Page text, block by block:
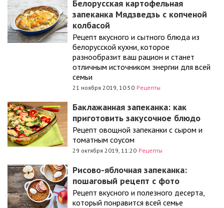
Белорусская картофельная
запеканка Мядзведзь с копченой
колбасой
Рецепт вкусного и сытного блюда из
белорусской кухни, которое
разнообразит ваш рацион и станет
отличным источником энергии для всей
семьи
21 ноября 2019, 10:50 Рецепты
Баклажанная запеканка: как
приготовить закусочное блюдо
Рецепт овощной запеканки с сыром и
томатным соусом
29 октября 2019, 11:20 Рецепты
Рисово-яблочная запеканка:
пошаговый рецепт с фото
Рецепт вкусного и полезного десерта,
который понравится всей семье